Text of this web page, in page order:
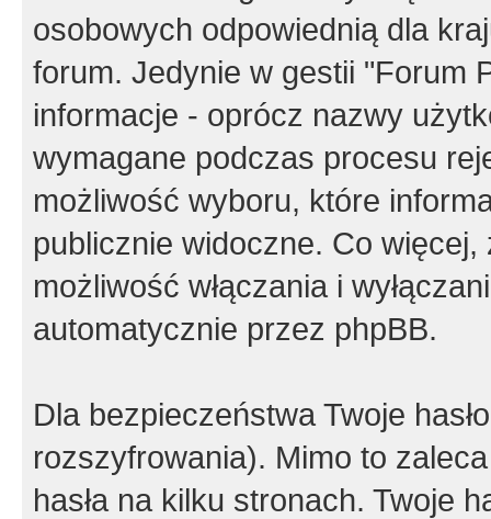
osobowych odpowiednią dla
forum. Jedynie w gestii "Forum
informacje - oprócz nazwy
wymagane podczas procesu
możliwość wyboru, które
publicznie widoczne. Co
możliwość włączania i
automatycznie przez phpBB.
Dla bezpieczeństwa Twoje
rozszyfrowania). Mimo to
hasła na kilku stronach. Twoje